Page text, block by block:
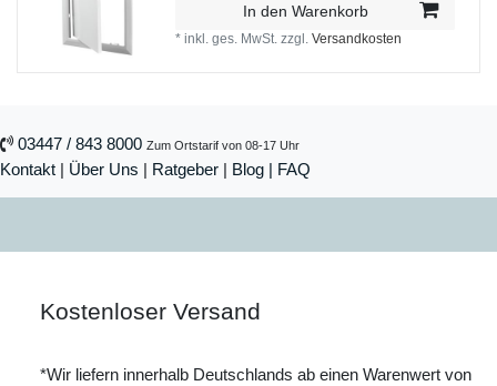
In den Warenkorb
*inkl. ges. MwSt. zzgl.Versandkosten
03447 / 843 8000 Zum Ortstarif von 08-17 Uhr
Kontakt | Über Uns | Ratgeber | Blog | FAQ
Kostenloser Versand
*Wir liefern innerhalb Deutschlands ab einen Warenwert von